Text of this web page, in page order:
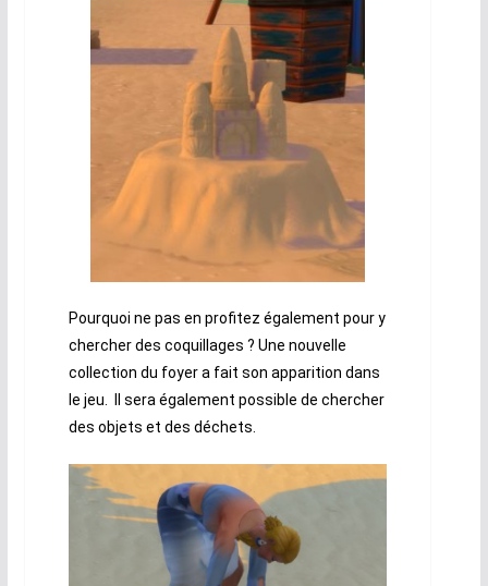
Pourquoi ne pas en profitez également pour y
chercher des coquillages ? Une nouvelle
collection du foyer a fait son apparition dans
le jeu. Il sera également possible de chercher
des objets et des déchets.